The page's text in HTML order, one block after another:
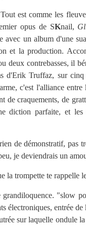
est comme les
opus de SKnail,
un album d'une
et la production.
deux contrebasses, il
d'Erik Truffaz, sur
c'est l'alliance entre
de craquements, de
diction parfaite, et les
de démonstratif, pas
je deviendrais un
la trompette te rappelle
"slow
électroniques, entrée
sur laquelle ondule